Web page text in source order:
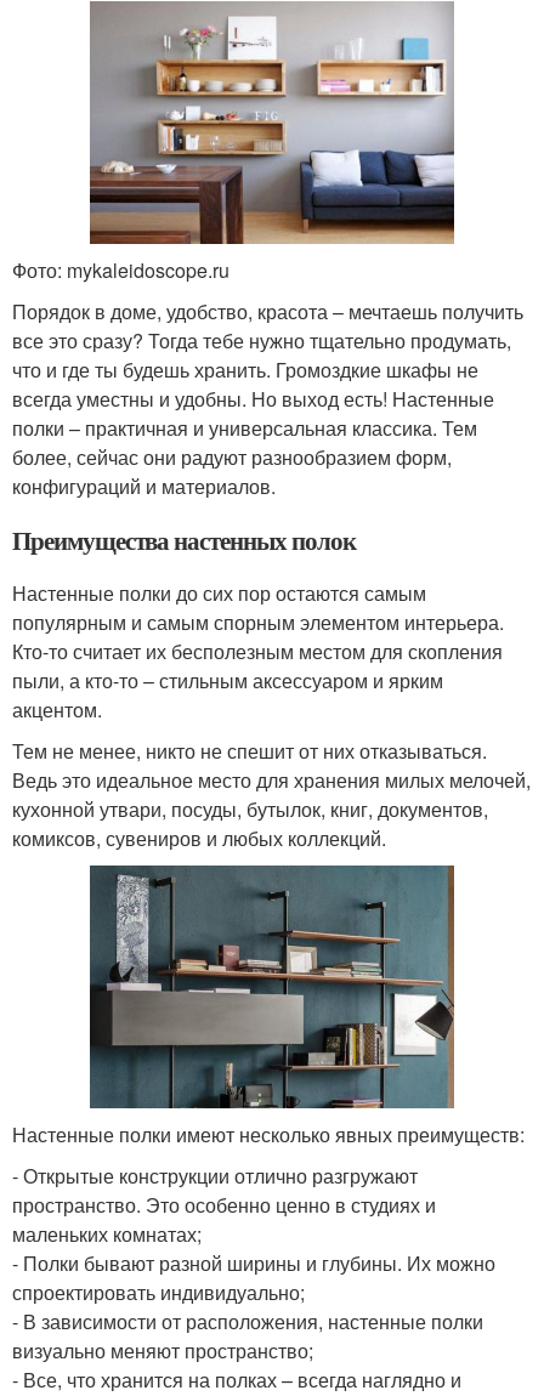
Фото: mykaleidoscope.ru
Порядок в доме, удобство, красота – мечтаешь получить
все это сразу? Тогда тебе нужно тщательно продумать,
что и где ты будешь хранить. Громоздкие шкафы не
всегда уместны и удобны. Но выход есть! Настенные
полки – практичная и универсальная классика. Тем
более, сейчас они радуют разнообразием форм,
конфигураций и материалов.
Преимущества настенных полок
Настенные полки до сих пор остаются самым
популярным и самым спорным элементом интерьера.
Кто-то считает их бесполезным местом для скопления
пыли, а кто-то – стильным аксессуаром и ярким
акцентом.
Тем не менее, никто не спешит от них отказываться.
Ведь это идеальное место для хранения милых мелочей,
кухонной утвари, посуды, бутылок, книг, документов,
комиксов, сувениров и любых коллекций.
Настенные полки имеют несколько явных преимуществ:
- Открытые конструкции отлично разгружают
пространство. Это особенно ценно в студиях и
маленьких комнатах;
- Полки бывают разной ширины и глубины. Их можно
спроектировать индивидуально;
- В зависимости от расположения, настенные полки
визуально меняют пространство;
- Все, что хранится на полках – всегда наглядно и